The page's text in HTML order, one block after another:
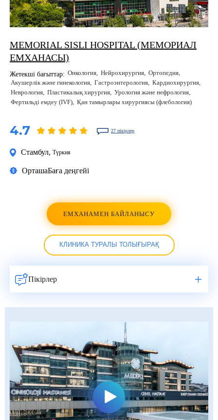
MEMORIAL SISLI HOSPITAL (МЕМОРИАЛ
ЕМХАНАСЫ)
Жетекші бағыттар: Онкология Нейрохирургия Ортопедия
Акушерлік және гинекология Гастроэнтерология Кардиохирургия
Неврология Пластикалық хирургия Урология және нефрология
Фертильді емдеу (IVF) Қан тамырлары хирургиясы (флебология)
4.7 27 пікірлер
Стамбул, Түркия
ОрташаБаға деңгейі
ЕМХАНАМЕН БАЙЛАНЫСУ
КЛИНИКА ТУРАЛЫ ТОЛЫҒЫРАҚ
Пікірлер